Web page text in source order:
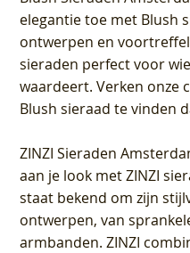
elegantie toe met Blush
ontwerpen en
sieraden perfect voor
waardeert. Verken onze
Blush sieraad te vinden
ZINZI Sieraden
aan je look met ZINZI
staat bekend om zijn
ontwerpen, van
armbanden. ZINZI